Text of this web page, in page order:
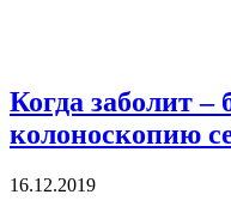
Когда заболит –
колоноскопию
16.12.2019